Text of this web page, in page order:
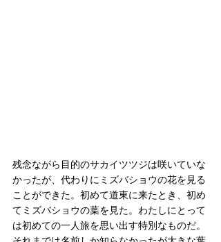
残念ながら目的のサカイツツジは咲いていな
かったが、代わりにミズバショウの花を見る
ことができた。初めて道東に来たとき、初め
てミズバショウの葉を見た。わたしにとって
は初めての一人旅を思い出す特別なものだ。